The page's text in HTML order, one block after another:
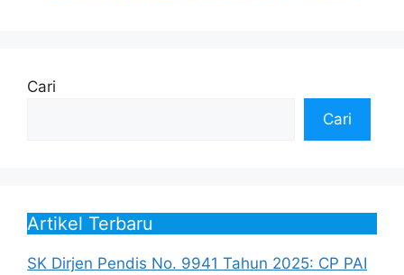
Cari
Cari
Artikel Terbaru
SK Dirjen Pendis No. 9941 Tahun 2025: CP PAI